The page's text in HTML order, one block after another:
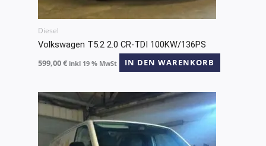
Diesel
Volkswagen T5.2 2.0 CR-TDI 100KW/136PS
599,00€ inkl 19 % MwSt IN DEN WARENKORB